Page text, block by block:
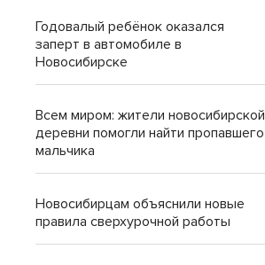
Годовалый ребёнок оказался
заперт в автомобиле в
Новосибирске
Всем миром: жители новосибирской
деревни помогли найти пропавшего
мальчика
Новосибирцам объяснили новые
правила сверхурочной работы